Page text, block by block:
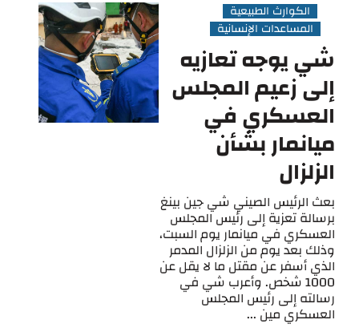
الكوارث الطبيعية
المساعدات الإنسانية
شي يوجه تعازيه
إلى زعيم المجلس
العسكري في
ميانمار بشأن
الزلزال
بعث الرئيس الصيني شي جين بينغ
برسالة تعزية إلى رئيس المجلس
العسكري في ميانمار يوم السبت،
وذلك بعد يوم من الزلزال المدمر
الذي أسفر عن مقتل ما لا يقل عن
1000 شخص. وأعرب شي في
رسالته إلى رئيس المجلس
العسكري مين ...